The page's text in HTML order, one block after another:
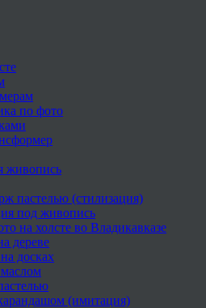
по фото
живопись
пастелью (стилизация)
под живопись
на холсте во Владикавказе
дереве
досках
(имитация)